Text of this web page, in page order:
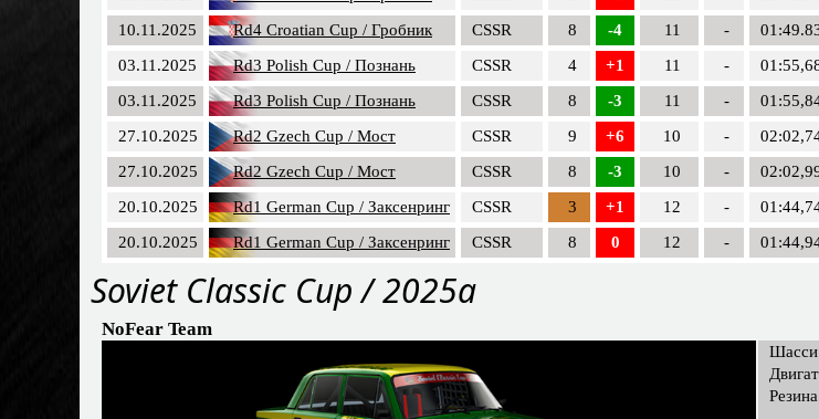
10.11.2025
Rd4 Croatian Cup / Гробник CSSR 8 -4 11 -
03.11.2025
Rd3 Polish Cup / Познань CSSR 4 +1 11 -
03.11.2025
Rd3 Polish Cup / Познань CSSR 8 -3 11 -
27.10.2025
Rd2 Gzech Cup / Мост CSSR 9 +6 10 -
27.10.2025
Rd2 Gzech Cup / Мост CSSR 8 -3 10 -
20.10.2025
Rd1 German Cup / Заксенринг CSSR 3 +1 12 -
20.10.2025
Rd1 German Cup / Заксенринг CSSR 8 0 12 -
Soviet Classic Cup / 2025a
NoFear Team